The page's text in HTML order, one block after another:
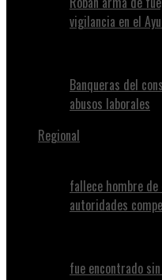
vigilancia en el
Banqueras del
abusos laborales
Regional
fallece hombre de
autoridades
fue encontrado